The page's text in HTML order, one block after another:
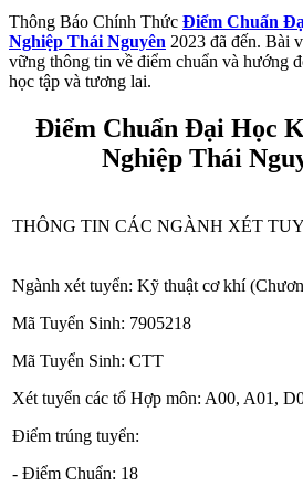
Thông Báo Chính Thức Điểm Chuẩn
Nghiệp Thái Nguyên 2023 đã đến. Bài
vững thông tin về điểm chuẩn và hướng
học tập và tương lai.
Điểm Chuẩn Đại Học
Nghiệp Thái
THÔNG TIN CÁC NGÀNH XÉT
Ngành xét tuyển: Kỹ thuật cơ khí
Mã Tuyển Sinh: 7905218
Mã Tuyển Sinh: CTT
Xét tuyển các tổ Hợp môn: A00, A01,
Điểm trúng tuyển:
- Điểm Chuẩn: 18